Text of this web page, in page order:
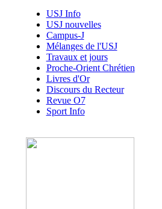
USJ Info
USJ nouvelles
Campus-J
Mélanges de l'USJ
Travaux et jours
Proche-Orient Chrétien
Livres d'Or
Discours du Recteur
Revue O7
Sport Info